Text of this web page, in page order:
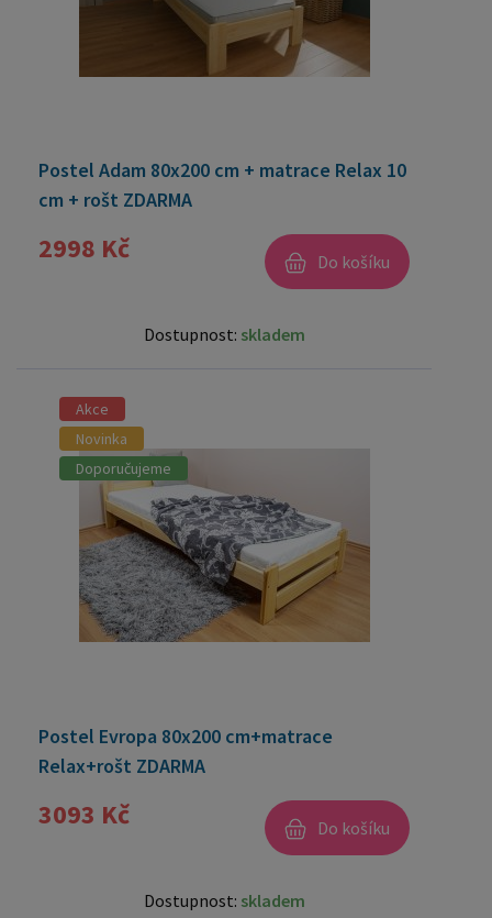
Postel Adam 80x200 cm + matrace Relax 10
cm + rošt ZDARMA
2998 Kč Do košíku
Dostupnost: skladem
Akce
Novinka
Doporučujeme
Postel Evropa 80x200 cm+matrace
Relax+rošt ZDARMA
3093 Kč Do košíku
Dostupnost: skladem